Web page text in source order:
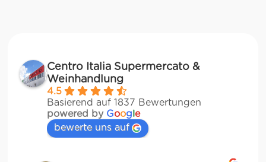
Centro Italia Supermercato &
Weinhandlung
4.5
Basierend auf 1837 Bewertungen
powered by Google
bewerte uns auf